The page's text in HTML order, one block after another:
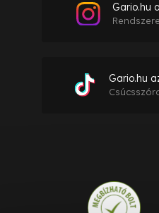
Gario.hu
Gario.hu